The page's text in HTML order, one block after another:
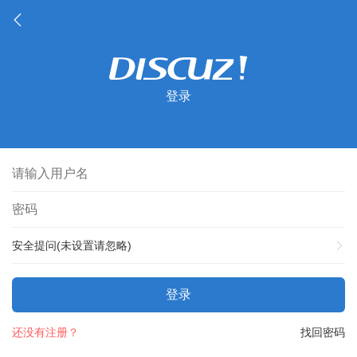
登录
安全提问(未设置请忽略)
登录
找回密码
还没有注册？